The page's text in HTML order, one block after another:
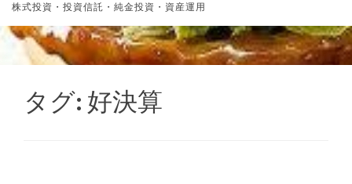
株式投資・投資信託・純金投資・資産運用
タグ: 好決算